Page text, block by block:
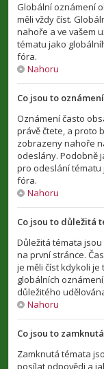
Globální oznámení
měli vždy číst.
nahoře a ve vašem
tématu jako
fóra.
Nahoru
Co jsou to
Oznámení často
právě čtete, a proto
zobrazeny nahoře
odeslány. Podobně
pro odeslání
fóra.
Nahoru
Co jsou to důležitá
Důležitá témata
na první stránce.
je měli číst kdykoli
globálních
důležitého
Nahoru
Co jsou to
Zamknutá témata
posílat odpovědi a